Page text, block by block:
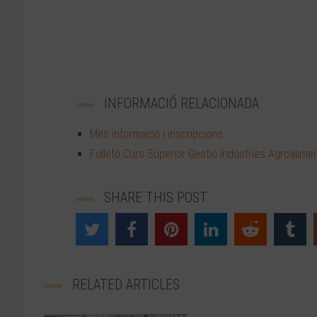
INFORMACIÓ RELACIONADA
Més informació i inscripcions
Fulletó Curs Superior Gestió Indústries
SHARE THIS POST
RELATED ARTICLES